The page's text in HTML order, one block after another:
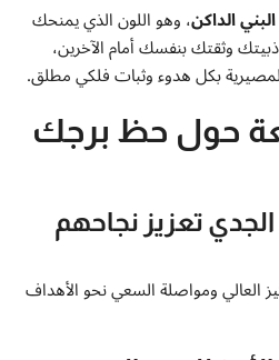
البني الداكن، وهو اللون الذي يمنحك
وثقتك بنفسك أمام الآخرين،
بكل هدوء وثبات فلكي مطلق.
حول حظ برجك
تعزيز نجاحهم
العالي ومواصلة السعي نحو الأهداف